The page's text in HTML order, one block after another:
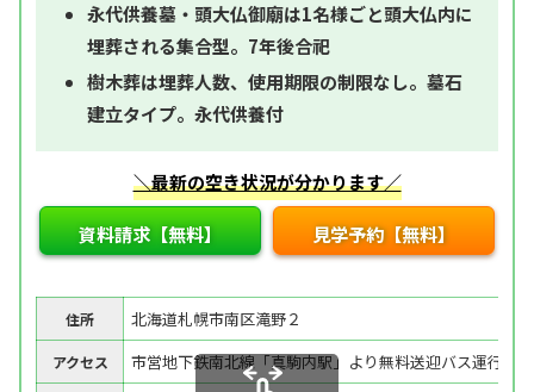
永代供養墓・頭大仏御廟は1名様ごと頭大仏内に
埋葬される集合型。7年後合祀
樹木葬は埋葬人数、使用期限の制限なし。墓石
建立タイプ。永代供養付
＼最新の空き状況が分かります／
資料請求【無料】 見学予約【無料】
住所 北海道札幌市南区滝野２
アクセス 市営地下鉄南北線「真駒内駅」より無料送迎バス運行